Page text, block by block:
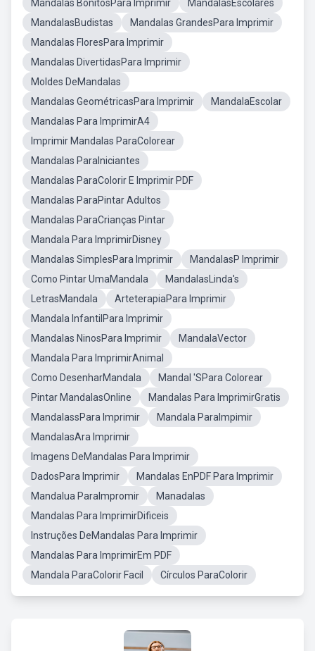
Mandalas BonitosPara Imprimir
MandalasEscolares
MandalasBudistas
Mandalas GrandesPara Imprimir
Mandalas FloresPara Imprimir
Mandalas DivertidasPara Imprimir
Moldes DeMandalas
Mandalas GeométricasPara Imprimir
MandalaEscolar
Mandalas Para ImprimirA4
Imprimir Mandalas ParaColorear
Mandalas ParaIniciantes
Mandalas ParaColorir E Imprimir PDF
Mandalas ParaPintar Adultos
Mandalas ParaCrianças Pintar
Mandala Para ImprimirDisney
Mandalas SimplesPara Imprimir
MandalasP Imprimir
Como Pintar UmaMandala
MandalasLinda's
LetrasMandala
ArteterapiaPara Imprimir
Mandala InfantilPara Imprimir
Mandalas NinosPara Imprimir
MandalaVector
Mandala Para ImprimirAnimal
Como DesenharMandala
Mandal 'SPara Colorear
Pintar MandalasOnline
Mandalas Para ImprimirGratis
MandalassPara Imprimir
Mandala ParaImpimir
MandalasAra Imprimir
Imagens DeMandalas Para Imprimir
DadosPara Imprimir
Mandalas EnPDF Para Imprimir
Mandalua ParaImpromir
Manadalas
Mandalas Para ImprimirDificeis
Instruções DeMandalas Para Imprimir
Mandalas Para ImprimirEm PDF
Mandala ParaColorir Facil
Círculos ParaColorir